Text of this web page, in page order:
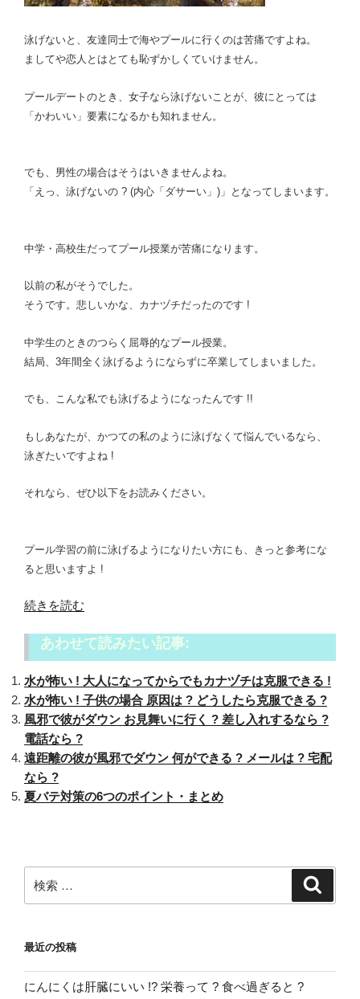
は
の
泳げないと、友達同士で海やプールに行くのは苦痛ですよね。
ましてや恋人とはとても恥ずかしくていけません。
プールデートのとき、女子なら泳げないことが、彼にとっては
「かわいい」要素になるかも知れません。
でも、男性の場合はそうはいきませんよね。
「えっ、泳げないの ? (内心「ダサーい」)」となってしまいます。
中学・高校生だってプール授業が苦痛になります。
以前の私がそうでした。
そうです。悲しいかな、カナヅチだったのです !
中学生のときのつらく屈辱的なプール授業。
結局、3年間全く泳げるようにならずに卒業してしまいました。
でも、こんな私でも泳げるようになったんです !!
もしあなたが、かつての私のように泳げなくて悩んでいるなら
泳ぎたいですよね !
それなら、ぜひ以下をお読みください。
プール学習の前に泳げるようになりたい方にも、
きっと参考にな
ると思いますよ !
“泳
い
中
学
生
だ
っ
た
私
よ
な
っ
た
続きを読む
あわせて読みたい記事:
水が怖い ! 大人になってからでもカナヅチは克服できる !
水が怖い ! 子供の場合 原因は ? どうしたら克服できる ?
風邪で彼がダウン お見舞いに行く ? 差し入れするなら ?
電話なら ?
遠距離の彼が風邪でダウン 何ができる ? メールは ? 宅配
なら ?
夏バテ対策の6つのポイント・まとめ
索:
最近の投稿
にんにくは肝臓にいい !? 栄養って ? 食べ過ぎると ?